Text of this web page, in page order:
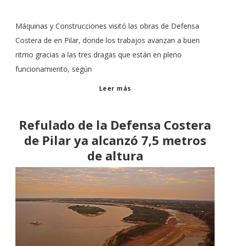
Máquinas y Construcciones visitó las obras de Defensa
Costera de en Pilar, donde los trabajos avanzan a buen
ritmo gracias a las tres dragas que están en pleno
funcionamiento, según
Leer más
Refulado de la Defensa Costera
de Pilar ya alcanzó 7,5 metros
de altura